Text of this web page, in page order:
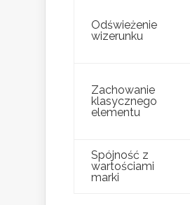
Odświeżenie
wizerunku
Zachowanie
klasycznego
elementu
Spójność z
wartościami
marki